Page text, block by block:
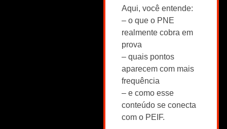
Aqui, você entende:
– o que o PNE
realmente cobra em
prova
– quais pontos
aparecem com mais
frequência
– e como esse
conteúdo se conecta
com o PEIF.